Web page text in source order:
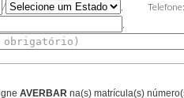
/
,
,
AVERBAR na(s) matrícula(s)